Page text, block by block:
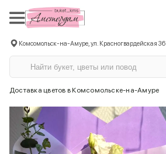
Комсомольск-на-Амуре, ул. Красногвардейская 36
Доставка цветов в Комсомольске-на-Амуре